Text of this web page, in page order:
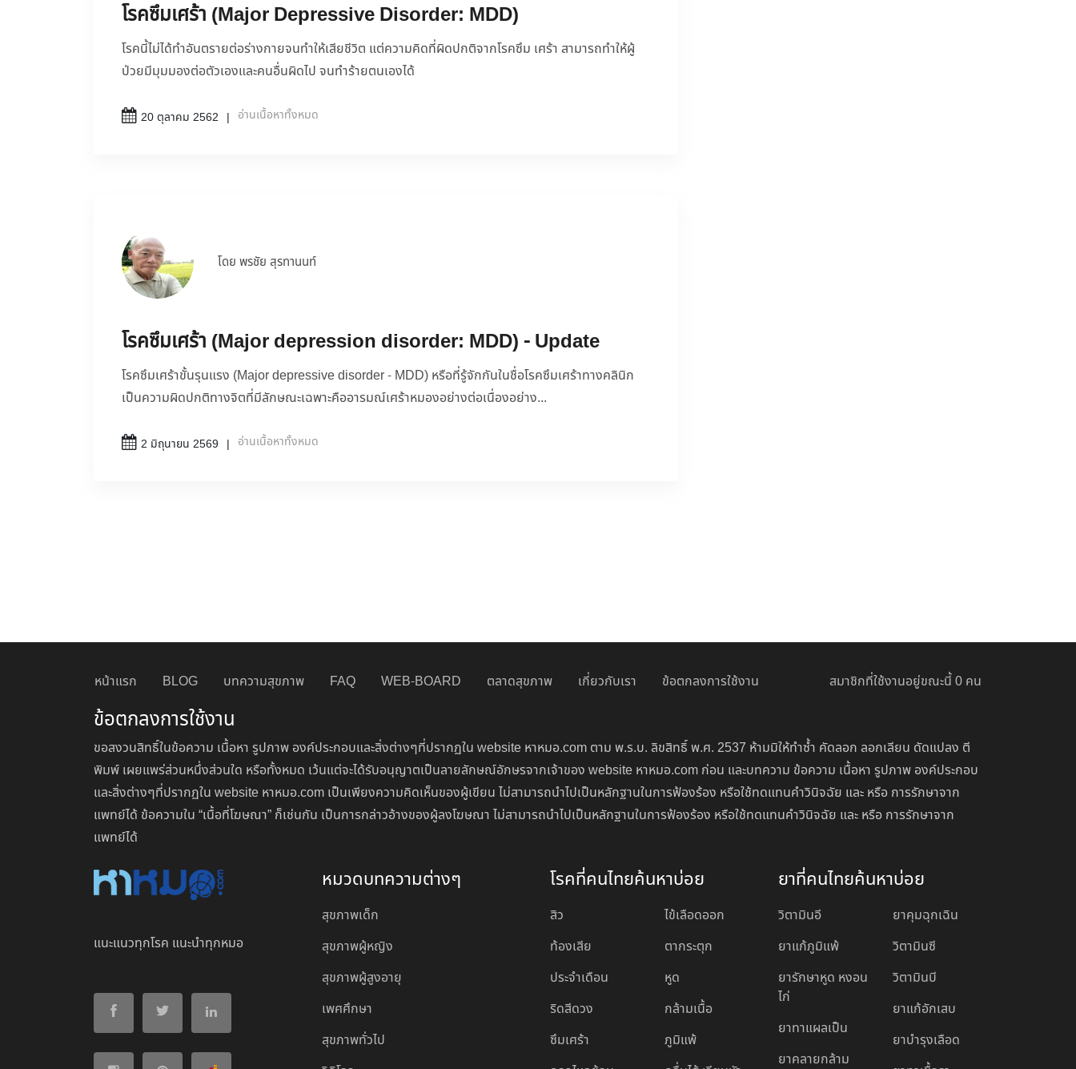
โรคซึมเศร้า (Major Depressive Disorder: MDD)
โรคนี้ไม่ได้ทำอันตรายต่อร่างกายจนทำให้เสียชีวิต แต่ความคิดที่ผิดปกติจากโรคซึม เศร้า สามารถทำให้ผู้
ป่วยมีมุมมองต่อตัวเองและคนอื่นผิดไป จนทำร้ายตนเองได้
20 ตุลาคม 2562 อ่านเนื้อหาทั้งหมด
โดย พรชัย สุรทานนท์
โรคซึมเศร้า (Major depression disorder: MDD) - Update
โรคซึมเศร้าขั้นรุนแรง (Major depressive disorder - MDD) หรือที่รู้จักกันในชื่อโรคซึมเศร้าทางคลินิก
เป็นความผิดปกติทางจิตที่มีลักษณะเฉพาะคืออารมณ์เศร้าหมองอย่างต่อเนื่องอย่าง...
2 มิถุนายน 2569 อ่านเนื้อหาทั้งหมด
หน้าแรก BLOG บทความสุขภาพ FAQ WEB-BOARD ตลาดสุขภาพ เกี่ยวกับเรา ข้อตกลงการใช้งาน สมาชิกที่ใช้งานอยู่ขณะนี้ 0 คน
ข้อตกลงการใช้งาน
ขอสงวนสิทธิ์ในข้อความ เนื้อหา รูปภาพ องค์ประกอบและสิ่งต่างๆที่ปรากฏใน website หาหมอ.com ตาม พ.ร.บ. ลิขสิทธิ์ พ.ศ. 2537 ห้ามมิให้ทำซ้ำ คัดลอก ลอกเลียน ดัดแปลง ตี
พิมพ์ เผยแพร่ส่วนหนึ่งส่วนใด หรือทั้งหมด เว้นแต่จะได้รับอนุญาตเป็นลายลักษณ์อักษรจากเจ้าของ website หาหมอ.com ก่อน และบทความ ข้อความ เนื้อหา รูปภาพ องค์ประกอบ
และสิ่งต่างๆที่ปรากฏใน website หาหมอ.com เป็นเพียงความคิดเห็นของผู้เขียน ไม่สามารถนำไปเป็นหลักฐานในการฟ้องร้อง หรือใช้ทดแทนคำวินิจฉัย และ หรือ การรักษาจาก
แพทย์ได้ ข้อความใน “เนื้อที่โฆษณา” ก็เช่นกัน เป็นการกล่าวอ้างของผู้ลงโฆษณา ไม่สามารถนำไปเป็นหลักฐานในการฟ้องร้อง หรือใช้ทดแทนคำวินิจฉัย และ หรือ การรักษาจาก
แพทย์ได้
แนะแนวทุกโรค แนะนำทุกหมอ
หมวดบทความต่างๆ
สุขภาพเด็ก
สุขภาพผู้หญิง
สุขภาพผู้สูงอายุ
เพศศึกษา
สุขภาพทั่วไป
โรคที่คนไทยค้นหาบ่อย ยาที่คนไทยค้นหาบ่อย
สิว
ท้องเสีย
ประจำเดือน
ริดสีดวง
ซึมเศร้า
ไข้เลือดออก
ตากระตุก
หูด
กล้ามเนื้อ
ภูมิแพ้
วิตามินอี
ยาแก้ภูมิแพ้
ยารักษาหูด หงอน
ไก่
ยาทาแผลเป็น
ยาคลายกล้าม
ยาคุมฉุกเฉิน
วิตามินซี
วิตามินบี
ยาแก้อักเสบ
ยาบํารุงเลือด